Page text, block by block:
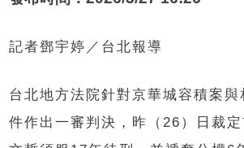
記者鄧宇婷／台北報導
台北地方法院針對京華城容積案與
件作出一審判決，昨（26）日裁